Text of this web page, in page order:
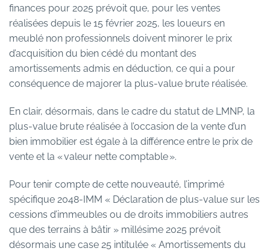
finances pour 2025 prévoit que, pour les ventes
réalisées depuis le 15 février 2025, les loueurs en
meublé non professionnels doivent minorer le prix
d’acquisition du bien cédé du montant des
amortissements admis en déduction, ce qui a pour
conséquence de majorer la plus-value brute réalisée.
En clair, désormais, dans le cadre du statut de LMNP, la
plus-value brute réalisée à l’occasion de la vente d’un
bien immobilier est égale à la différence entre le prix de
vente et la « valeur nette comptable ».
Pour tenir compte de cette nouveauté, l’imprimé
spécifique 2048-IMM « Déclaration de plus-value sur les
cessions d’immeubles ou de droits immobiliers autres
que des terrains à bâtir » millésime 2025 prévoit
désormais une case 25 intitulée « Amortissements du